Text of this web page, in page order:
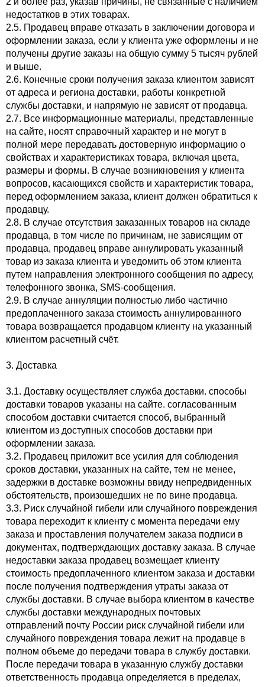
недостатков в этих товарах.
2.5. Продавец вправе отказать в заключении договора и
оформлении заказа, если у клиента уже оформлены и не
получены другие заказы на общую сумму 5 тысяч рублей
и выше.
2.6. Конечные сроки получения заказа клиентом зависят
от адреса и региона доставки, работы конкретной
службы доставки, и напрямую не зависят от продавца.
2.7. Все информационные материалы, представленные
на сайте, носят справочный характер и не могут в
полной мере передавать достоверную информацию о
свойствах и характеристиках товара, включая цвета,
размеры и формы. В случае возникновения у клиента
вопросов, касающихся свойств и характеристик товара,
перед оформлением заказа, клиент должен обратиться к
продавцу.
2.8. В случае отсутствия заказанных товаров на складе
продавца, в том числе по причинам, не зависящим от
продавца, продавец вправе аннулировать указанный
товар из заказа клиента и уведомить об этом клиента
путем направления электронного сообщения по адресу,
телефонного звонка, SMS-сообщения.
2.9. В случае аннуляции полностью либо частично
предоплаченного заказа стоимость аннулированного
товара возвращается продавцом клиенту на указанный
клиентом расчетный счёт.
3. Доставка
3.1. Доставку осуществляет служба доставки. способы
доставки товаров указаны на сайте. согласованным
способом доставки считается способ, выбранный
клиентом из доступных способов доставки при
оформлении заказа.
3.2. Продавец приложит все усилия для соблюдения
сроков доставки, указанных на сайте, тем не менее,
задержки в доставке возможны ввиду непредвиденных
обстоятельств, произошедших не по вине продавца.
3.3. Риск случайной гибели или случайного повреждения
товара переходит к клиенту с момента передачи ему
заказа и проставления получателем заказа подписи в
документах, подтверждающих доставку заказа. В случае
недоставки заказа продавец возмещает клиенту
стоимость предоплаченного клиентом заказа и доставки
после получения подтверждения утраты заказа от
службы доставки. В случае выбора клиентом в качестве
службы доставки международных почтовых
отправлений почту России риск случайной гибели или
случайного повреждения товара лежит на продавце в
полном объеме до передачи товара в службу доставки.
После передачи товара в указанную службу доставки
ответственность продавца определяется в пределах,